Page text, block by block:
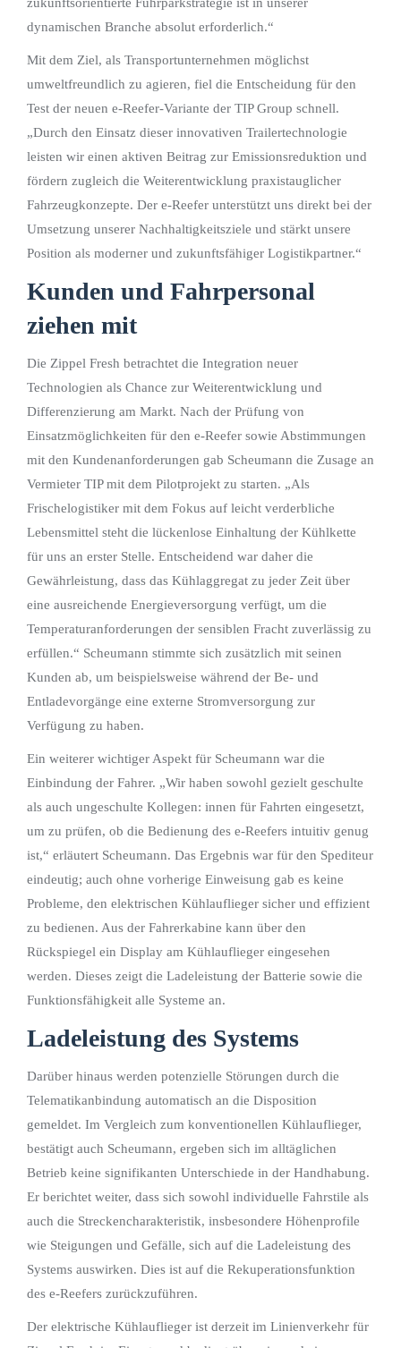
dynamischen Branche absolut erforderlich.“
Mit dem Ziel, als Transportunternehmen möglichst
umweltfreundlich zu agieren, fiel die Entscheidung für den
Test der neuen e-Reefer-Variante der TIP Group schnell.
„Durch den Einsatz dieser innovativen Trailertechnologie
leisten wir einen aktiven Beitrag zur Emissionsreduktion und
fördern zugleich die Weiterentwicklung praxistauglicher
Fahrzeugkonzepte. Der e-Reefer unterstützt uns direkt bei der
Umsetzung unserer Nachhaltigkeitsziele und stärkt unsere
Position als moderner und zukunftsfähiger Logistikpartner.“
Kunden und Fahrpersonal
ziehen mit
Die Zippel Fresh betrachtet die Integration neuer
Technologien als Chance zur Weiterentwicklung und
Differenzierung am Markt. Nach der Prüfung von
Einsatzmöglichkeiten für den e-Reefer sowie Abstimmungen
mit den Kundenanforderungen gab Scheumann die Zusage an
Vermieter TIP mit dem Pilotprojekt zu starten. „Als
Frischelogistiker mit dem Fokus auf leicht verderbliche
Lebensmittel steht die lückenlose Einhaltung der Kühlkette
für uns an erster Stelle. Entscheidend war daher die
Gewährleistung, dass das Kühlaggregat zu jeder Zeit über
eine ausreichende Energieversorgung verfügt, um die
Temperaturanforderungen der sensiblen Fracht zuverlässig zu
erfüllen.“ Scheumann stimmte sich zusätzlich mit seinen
Kunden ab, um beispielsweise während der Be- und
Entladevorgänge eine externe Stromversorgung zur
Verfügung zu haben.
Ein weiterer wichtiger Aspekt für Scheumann war die
Einbindung der Fahrer. „Wir haben sowohl gezielt geschulte
als auch ungeschulte Kollegen: innen für Fahrten eingesetzt,
um zu prüfen, ob die Bedienung des e-Reefers intuitiv genug
ist,“ erläutert Scheumann. Das Ergebnis war für den Spediteur
eindeutig; auch ohne vorherige Einweisung gab es keine
Probleme, den elektrischen Kühlauflieger sicher und effizient
zu bedienen. Aus der Fahrerkabine kann über den
Rückspiegel ein Display am Kühlauflieger eingesehen
werden. Dieses zeigt die Ladeleistung der Batterie sowie die
Funktionsfähigkeit alle Systeme an.
Ladeleistung des Systems
Darüber hinaus werden potenzielle Störungen durch die
Telematikanbindung automatisch an die Disposition
gemeldet. Im Vergleich zum konventionellen Kühlauflieger,
bestätigt auch Scheumann, ergeben sich im alltäglichen
Betrieb keine signifikanten Unterschiede in der Handhabung.
Er berichtet weiter, dass sich sowohl individuelle Fahrstile als
auch die Streckencharakteristik, insbesondere Höhenprofile
wie Steigungen und Gefälle, sich auf die Ladeleistung des
Systems auswirken. Dies ist auf die Rekuperationsfunktion
des e-Reefers zurückzuführen.
Der elektrische Kühlauflieger ist derzeit im Linienverkehr für